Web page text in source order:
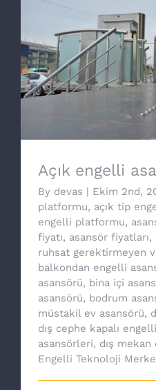
Açık
Açık engelli
By devas | Ekim 2nd,
platformu, açık tip
engelli platformu,
fiyatı, asansör fiyatları,
ruhsat gerektirmeyen
balkondan engelli
asansörü, bina içi
asansörü, bodrum
müstakil ev asansörü,
dış cephe kapalı
asansörleri, dış
Engelli Teknoloji